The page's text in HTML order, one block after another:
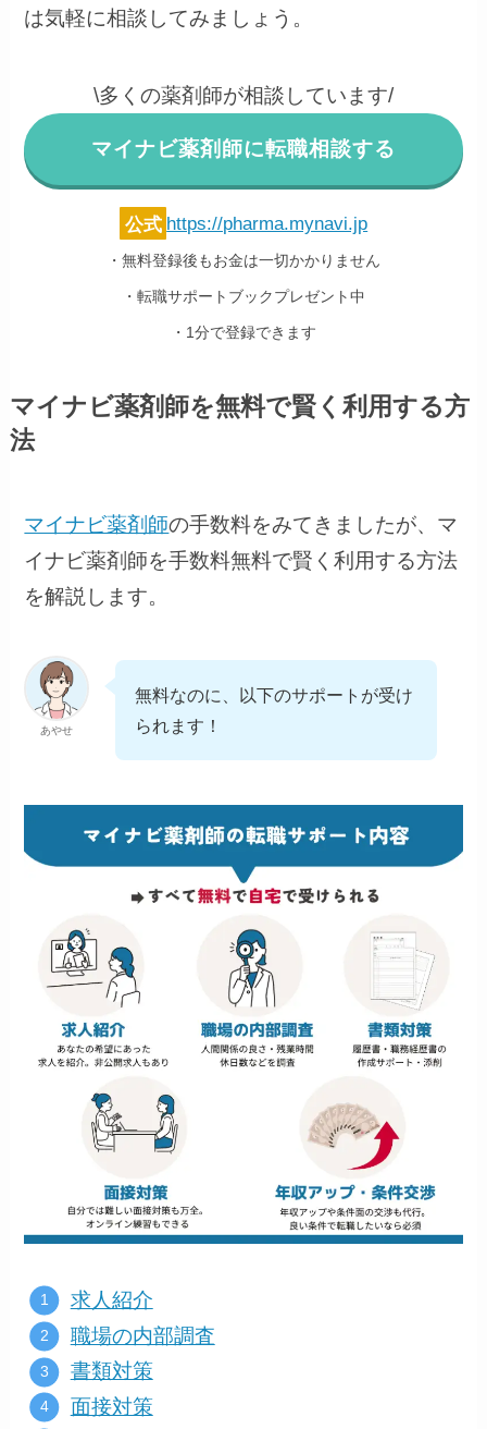
は気軽に相談してみましょう。
\多くの薬剤師が相談しています/
マイナビ薬剤師に転職相談する
公式 https://pharma.mynavi.jp
・無料登録後もお金は一切かかりません
・転職サポートブックプレゼント中
・1分で登録できます
マイナビ薬剤師を無料で賢く利用する方
法
マイナビ薬剤師の手数料をみてきましたが、マ
イナビ薬剤師を手数料無料で賢く利用する方法
を解説します。
あやせ
無料なのに、以下のサポートが受け
られます！
求人紹介
職場の内部調査
書類対策
面接対策